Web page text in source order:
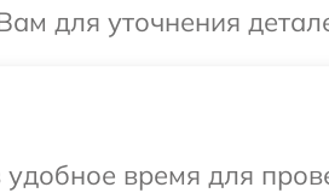
для уточнения
время для